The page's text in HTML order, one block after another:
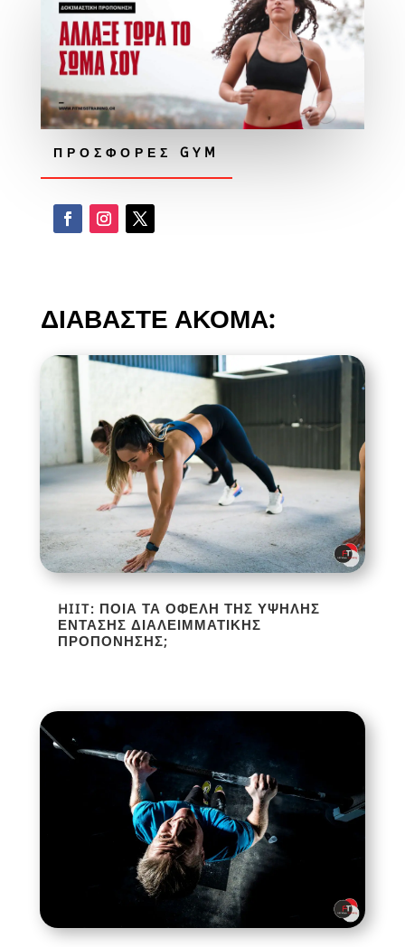
ΠΡΟΣΦΟΡΕΣ GYM
ΔΙΑΒΑΣΤΕ ΑΚΟΜΑ:
HIIT: ΠΟΙΑ ΤΑ ΟΦΈΛΗ ΤΗΣ ΥΨΗΛΉΣ
ΈΝΤΑΣΗΣ ΔΙΑΛΕΙΜΜΑΤΙΚΉΣ
ΠΡΟΠΌΝΗΣΗΣ;